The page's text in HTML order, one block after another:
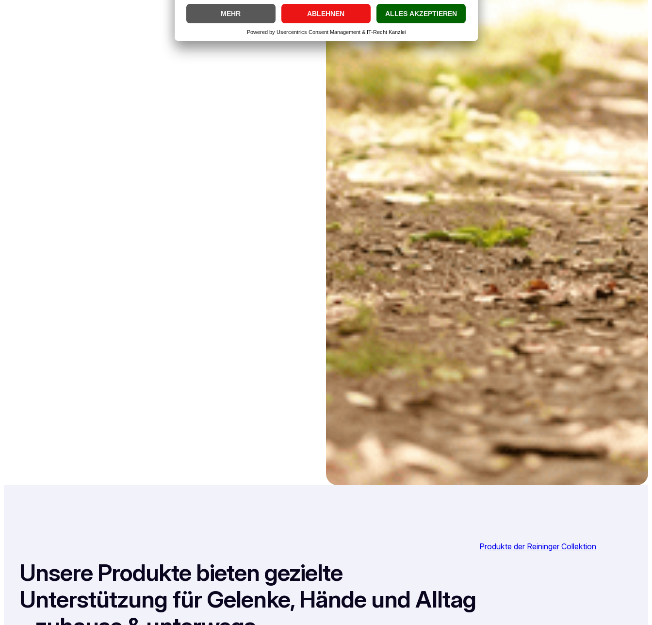
Unsere Produkte bieten gezielte
Unterstützung für Gelenke, Hände und Alltag
Produkte der Reininger Collektion